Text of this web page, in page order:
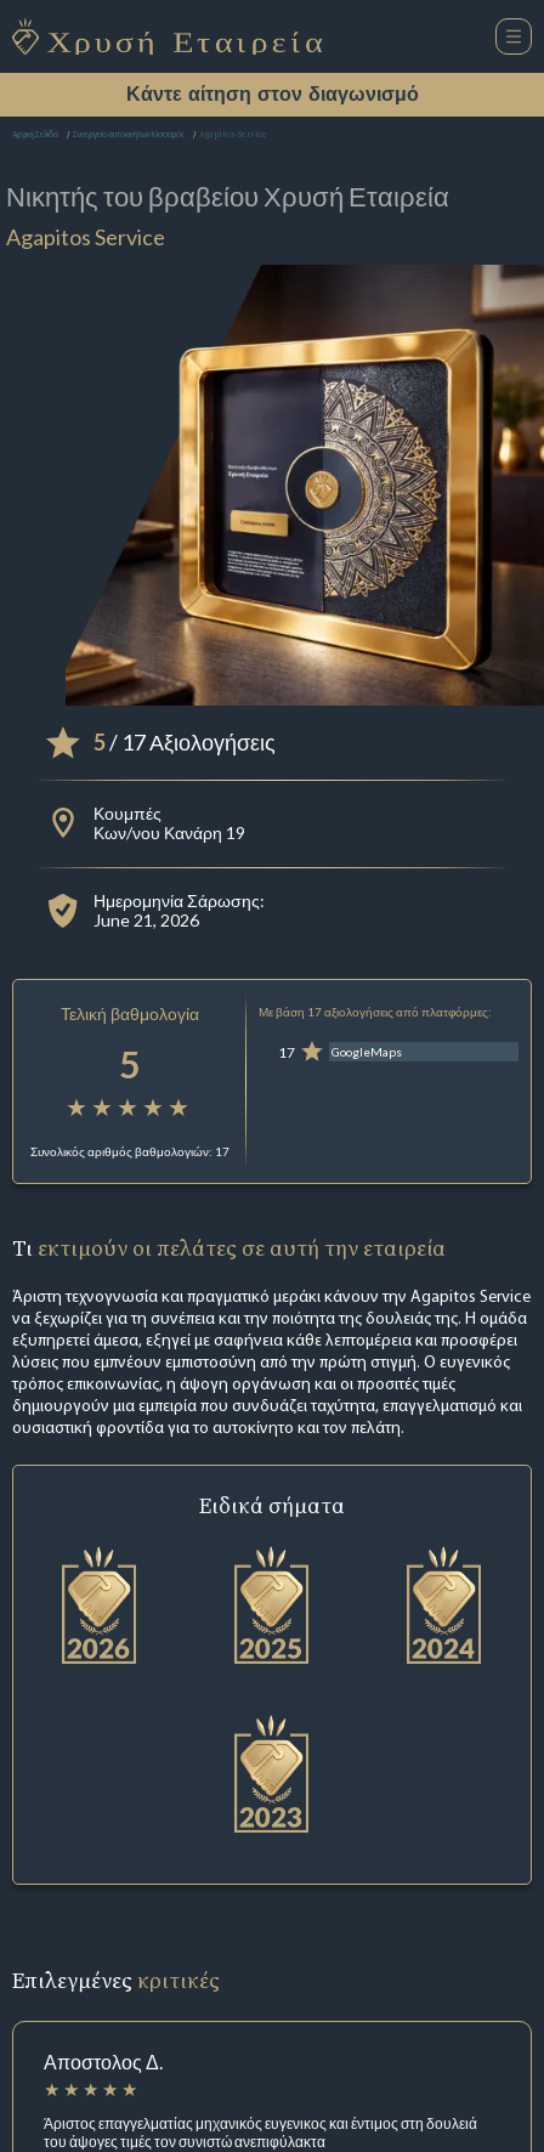
Κάντε αίτηση στον διαγωνισμό
Αρχική Σελίδα Συνεργείο αυτοκινήτων Κίσσαμος Agapitos Service
Νικητής του βραβείου Χρυσή Εταιρεία
Agapitos Service
5/ 17 Αξιολογήσεις
Κουμπές
Κων/νου Κανάρη 19
Ημερομηνία Σάρωσης:
June 21, 2026
Τελική βαθμολογία
5
Συνολικός αριθμός βαθμολογιών: 17
Με βάση 17 αξιολογήσεις από πλατφόρμες:
17 GoogleMaps
Τι εκτιμούν οι πελάτες σε αυτή την εταιρεία
Άριστη τεχνογνωσία και πραγματικό μεράκι κάνουν την Agapitos Service
να ξεχωρίζει για τη συνέπεια και την ποιότητα της δουλειάς της. Η ομάδα
εξυπηρετεί άμεσα, εξηγεί με σαφήνεια κάθε λεπτομέρεια και προσφέρει
λύσεις που εμπνέουν εμπιστοσύνη από την πρώτη στιγμή. Ο ευγενικός
τρόπος επικοινωνίας, η άψογη οργάνωση και οι προσιτές τιμές
δημιουργούν μια εμπειρία που συνδυάζει ταχύτητα, επαγγελματισμό και
ουσιαστική φροντίδα για το αυτοκίνητο και τον πελάτη.
Ειδικά σήματα
Επιλεγμένεςκριτικές
Αποστολος Δ.
Άριστος επαγγελματίας μηχανικός ευγενικος και έντιμος στη δουλειά
του άψογες τιμές τον συνιστώ ανεπιφύλακτα